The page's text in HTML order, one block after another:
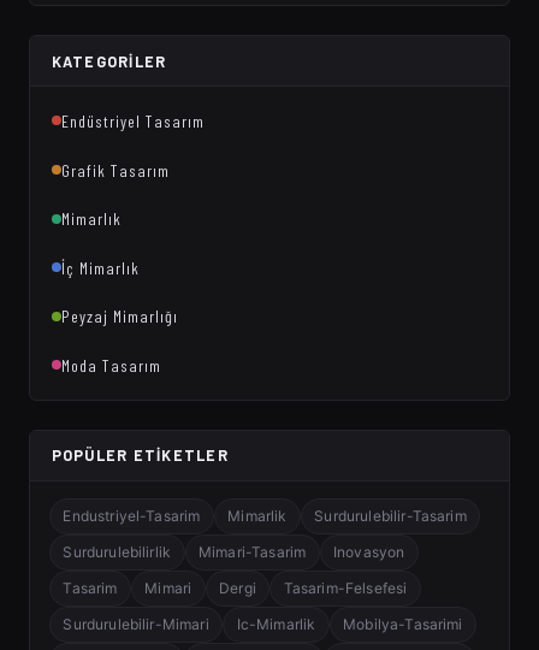
KATEGORILER
Endüstriyel Tasarım
Grafik Tasarım
Mimarlık
İç Mimarlık
Peyzaj Mimarlığı
Moda Tasarım
POPÜLER ETIKETLER
Endustriyel-Tasarim Mimarlik
Surdurulebilir-Tasarim
Surdurulebilirlik
Mimari-Tasarim
Inovasyon
Tasarim
Mimari Dergi
Tasarim-Felsefesi
Surdurulebilir-Mimari
Ic-Mimarlik
Mobilya-Tasarimi